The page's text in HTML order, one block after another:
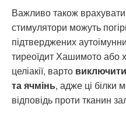
Важливо також
стимулятори можуть
підтверджених
тиреоїдит Хашимото або
целіакії, варто
та ячмінь, адже ці білки
відповідь проти тканин